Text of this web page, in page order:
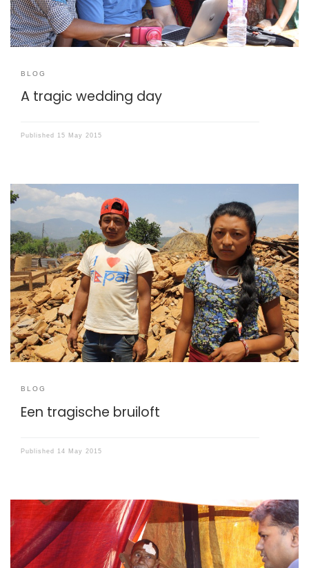
BLOG
A tragic wedding day
Published 15 May 2015
Op pad in Nepal met het Cordaid assessment team,
vertelden de bewoners van het bergdorp Archale mij een
aangrijpend verhaal.
BLOG
Een tragische bruiloft
Published 14 May 2015